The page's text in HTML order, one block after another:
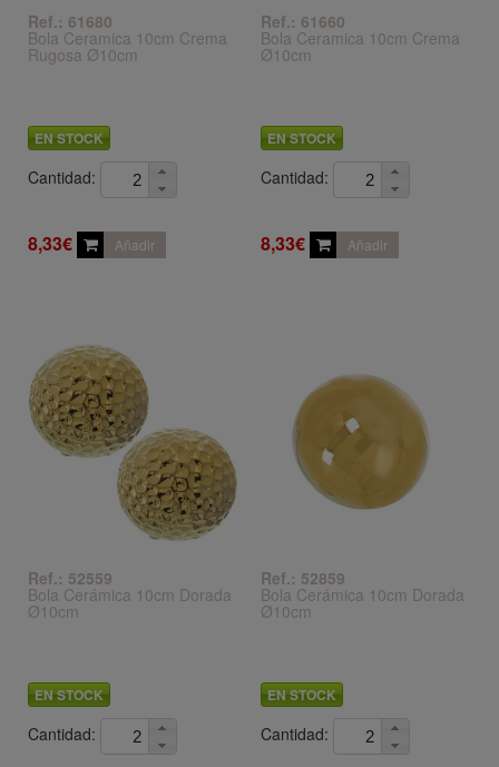
Ref.: 61680
Bola Ceramica 10cm Crema
Rugosa Ø10cm
EN STOCK
Cantidad:
8,33€ Añadir
Ref.: 61660
Bola Ceramica 10cm Crema
Ø10cm
EN STOCK
Cantidad:
8,33€ Añadir
Ref.: 52559
Bola Cerámica 10cm Dorada
Ø10cm
EN STOCK
Cantidad:
Ref.: 52859
Bola Cerámica 10cm Dorada
Ø10cm
EN STOCK
Cantidad: